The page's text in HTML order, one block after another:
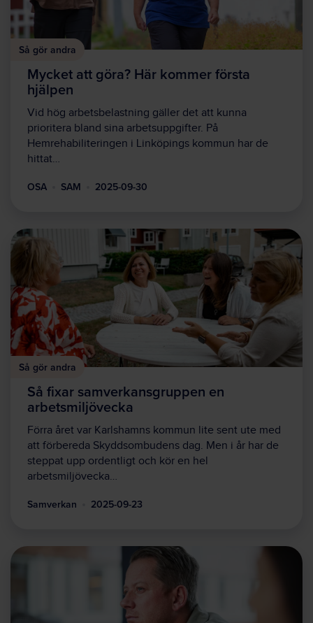
Så gör andra
Mycket att göra? Här kommer första
hjälpen
Vid hög arbetsbelastning gäller det att kunna
prioritera bland sina arbetsuppgifter. På
Hemrehabiliteringen i Linköpings kommun har de
hittat…
OSA SAM 2025-09-30
Så gör andra
Så fixar samverkansgruppen en
arbetsmiljövecka
Förra året var Karlshamns kommun lite sent ute med
att förbereda Skyddsombudens dag. Men i år har de
steppat upp ordentligt och kör en hel
arbetsmiljövecka…
Samverkan 2025-09-23